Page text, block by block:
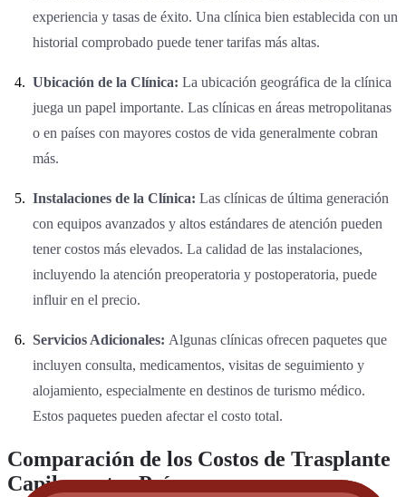
experiencia y tasas de éxito. Una clínica bien establecida con un
historial comprobado puede tener tarifas más altas.
Ubicación de la Clínica: La ubicación geográfica de la clínica
juega un papel importante. Las clínicas en áreas metropolitanas
o en países con mayores costos de vida generalmente cobran
más.
Instalaciones de la Clínica: Las clínicas de última generación
con equipos avanzados y altos estándares de atención pueden
tener costos más elevados. La calidad de las instalaciones,
incluyendo la atención preoperatoria y postoperatoria, puede
influir en el precio.
Servicios Adicionales: Algunas clínicas ofrecen paquetes que
incluyen consulta, medicamentos, visitas de seguimiento y
alojamiento, especialmente en destinos de turismo médico.
Estos paquetes pueden afectar el costo total.
Comparación de los Costos de Trasplante
Capilar entre Países